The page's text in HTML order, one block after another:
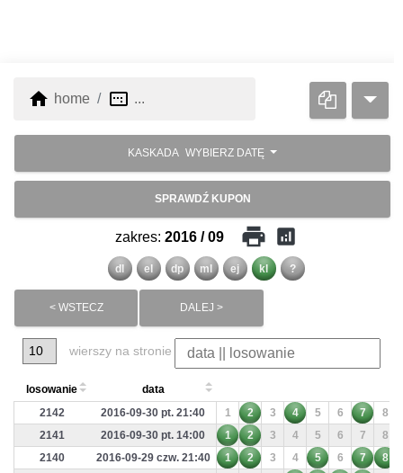
home home image_aspect_ratio ...
KASKADA WYBIERZ DATĘ
SPRAWDŹ KUPON
zakres: 2016 / 09 print analytics
dl el dp ml ej kl ?
< WSTECZ DALEJ >
wierszy na stronie
losowanie
data
2142
2016-09-30 pt. 21:40 1 2 3 4 5 6 7
8
2141
2016-09-30 pt. 14:00 1 2 3 4 5 6 7
8
2140
2016-09-29 czw. 21:40 1 2 3 4 5 6 7
8